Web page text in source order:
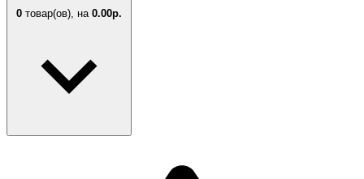
0 товар(ов), на 0.00р.